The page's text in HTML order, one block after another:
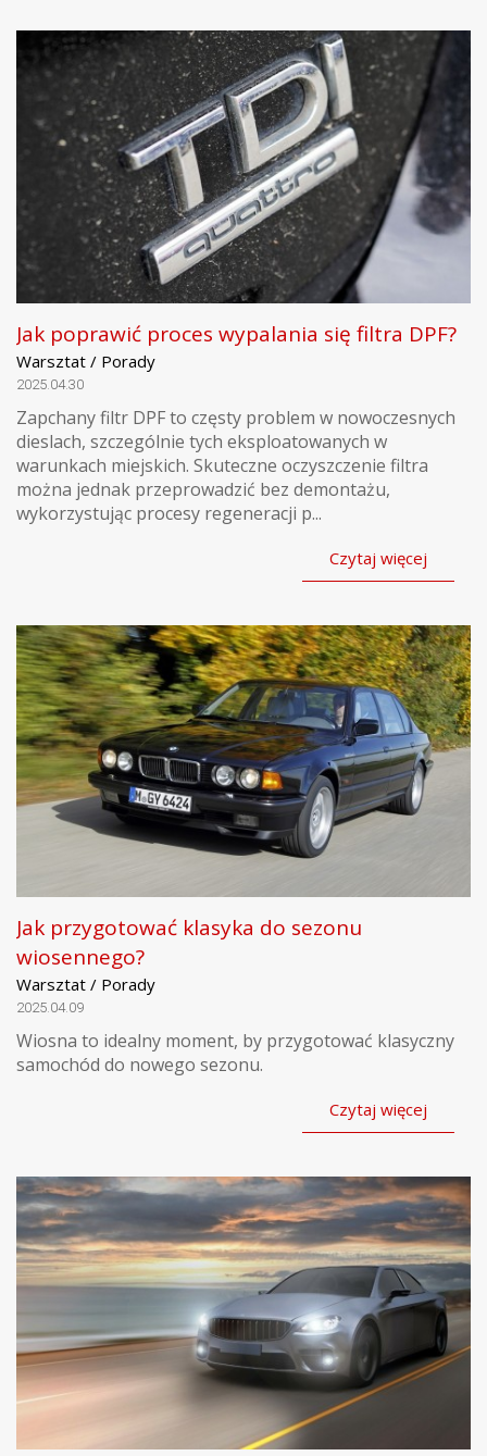
Jak poprawić proces wypalania się filtra DPF?
Warsztat / Porady
2025.04.30
Zapchany filtr DPF to częsty problem w nowoczesnych
dieslach, szczególnie tych eksploatowanych w
warunkach miejskich. Skuteczne oczyszczenie filtra
można jednak przeprowadzić bez demontażu,
wykorzystując procesy regeneracji p...
Czytaj więcej
Jak przygotować klasyka do sezonu
wiosennego?
Warsztat / Porady
2025.04.09
Wiosna to idealny moment, by przygotować klasyczny
samochód do nowego sezonu.
Czytaj więcej